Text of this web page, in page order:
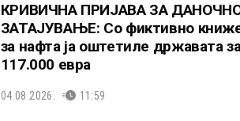
КРИВИЧНА ПРИЈАВА ЗА
ЗАТАЈУВАЊЕ: Со фиктивно
за нафта ја оштетиле државата
117.000 евра
04.08.2026. 11:59